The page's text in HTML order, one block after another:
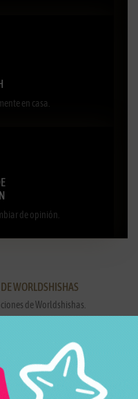
en casa.
de opinión.
WORLDSHISHAS
de Worldshishas.